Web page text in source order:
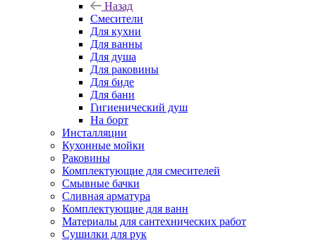
Назад
Смесители
Для кухни
Для ванны
Для душа
Для раковины
Для биде
Для бани
Гигиенический душ
На борт
Инсталляции
Кухонные мойки
Раковины
Комплектующие для смесителей
Смывные бачки
Сливная арматура
Комплектующие для ванн
Материалы для сантехнических работ
Сушилки для рук